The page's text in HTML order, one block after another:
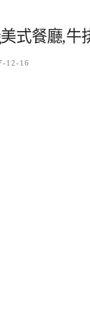
美式餐廳,
12-16